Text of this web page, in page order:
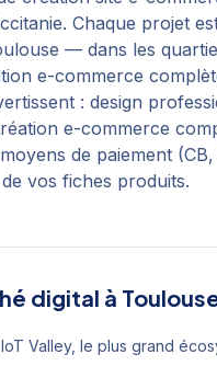
. Chaque projet
— dans les
e-commerce
: design
e-commerce
de paiement
vos fiches produits.
digital à
Valley, le plus grand